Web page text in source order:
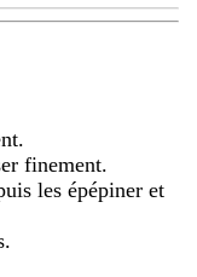
finement.
les épépiner et